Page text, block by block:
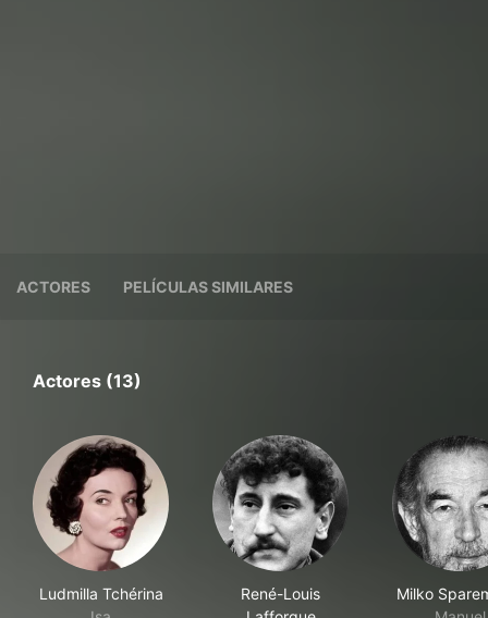
ACTORES PELÍCULAS SIMILARES
Actores (13)
Ludmilla Tchérina
René-Louis
Milko